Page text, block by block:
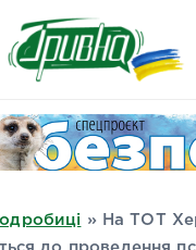
Миколаїв, Одеса,
»
На ТОТ